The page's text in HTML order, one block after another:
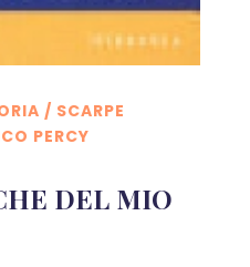
/ SCARPE
PERCY
DEL MIO